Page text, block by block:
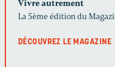
Vivre autrement
La 5ème édition du
DÉCOUVREZ LE MAGAZINE